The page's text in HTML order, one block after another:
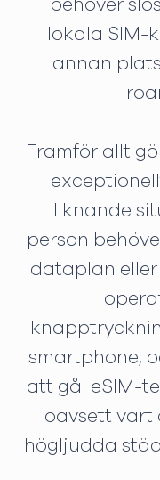
behöver
lokala SIM-
annan
Framför allt
liknande
person
dataplan
smartphone,
att gå! eSIM-
oavsett vart
högljudda